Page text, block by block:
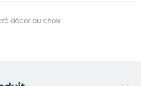
décor au choix